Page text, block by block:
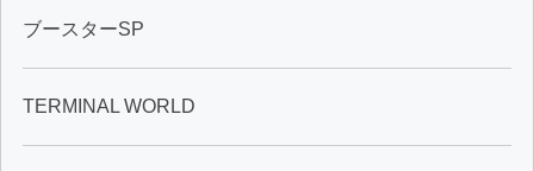
ブースターSP
TERMINAL WORLD